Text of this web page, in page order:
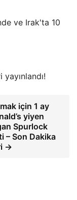
ve Irak'ta 10
için 1 ay
yiyen
Spurlock
– Son Dakika
→